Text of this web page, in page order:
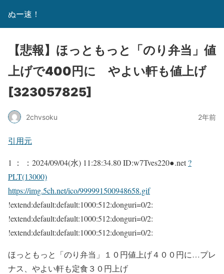
ぬー速！
【悲報】ほっともっと「のり弁当」値
上げで400円に やよい軒も値上げ
[323057825]
2chvsoku 2年前
引用元
1 ： ：2024/09/04(水) 11:28:34.80 ID:w7Tves220●.net?
PLT(13000)
https://img.5ch.net/ico/999991500948658.gif
!extend:default:default:1000:512:donguri=0/2:
!extend:default:default:1000:512:donguri=0/2:
!extend:default:default:1000:512:donguri=0/2:
ほっともっと「のり弁当」１０円値上げ４００円に…プレ
ナス、やよい軒も定食３０円上げ